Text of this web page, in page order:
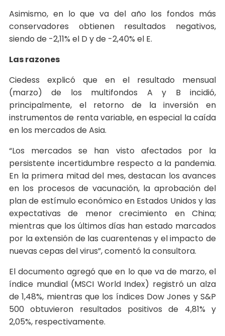
Asimismo, en lo que va del año los fondos más
conservadores obtienen resultados negativos,
siendo de -2,11% el D y de -2,40% el E.
Las razones
Ciedess explicó que en el resultado mensual
(marzo) de los multifondos A y B incidió,
principalmente, el retorno de la inversión en
instrumentos de renta variable, en especial la caída
en los mercados de Asia.
“Los mercados se han visto afectados por la
persistente incertidumbre respecto a la pandemia.
En la primera mitad del mes, destacan los avances
en los procesos de vacunación, la aprobación del
plan de estímulo económico en Estados Unidos y las
expectativas de menor crecimiento en China;
mientras que los últimos días han estado marcados
por la extensión de las cuarentenas y el impacto de
nuevas cepas del virus”, comentó la consultora.
El documento agregó que en lo que va de marzo, el
índice mundial (MSCI World Index) registró un alza
de 1,48%, mientras que los índices Dow Jones y S&P
500 obtuvieron resultados positivos de 4,81% y
2,05%, respectivamente.